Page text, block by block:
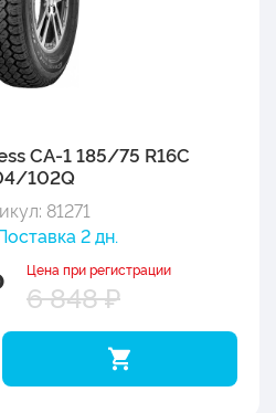
CA-1 185/75 R16C
102Q
81271
2 дн.
Цена при регистрации
6 848 ₽